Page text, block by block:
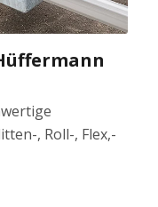
, Roll-, Flex,-